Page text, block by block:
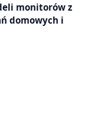
monitorów z
domowych i